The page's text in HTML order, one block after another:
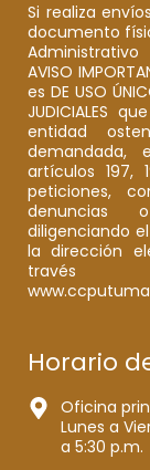
Si realiza
documento
AVISO
es DE USO
JUDICIALES
entidad
demandada,
artículos 197,
peticiones,
denuncias
diligenciando
la dirección
través
Horario
Oficina
Lunes a
a 5:30 p.m.